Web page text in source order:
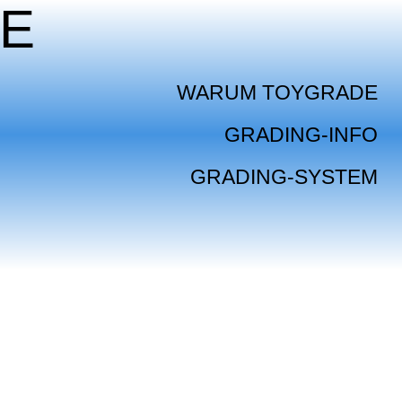
WARUM TOYGRADE
GRADING-INFO
GRADING-SYSTEM